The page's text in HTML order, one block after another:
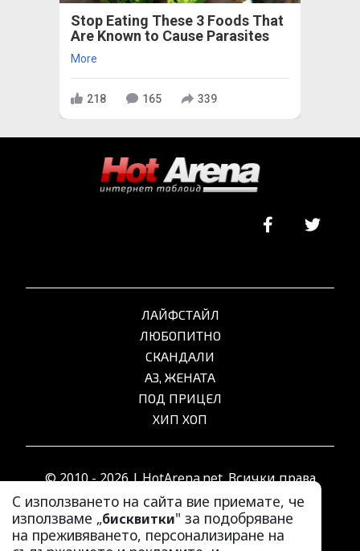
Stop Eating These 3 Foods That
Are Known to Cause Parasites
More
218 165 339
С използването на сайта вие приемате, че
използваме „бисквитки" за подобряване
на преживяването, персонализиране на
ЛАЙФСТАЙЛ
ЛЮБОПИТНО
СКАНДАЛИ
АЗ, ЖЕНАТА
ПОД ПРИЦЕЛ
ХИП ХОП
© 2010 - 2026 | HotArena.net. Всички права
запазени.
РЕКЛАМА